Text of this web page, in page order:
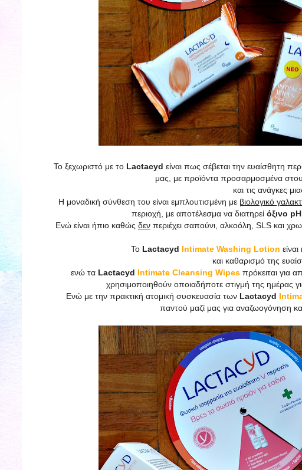
Το ξεχωριστό με το Lactacyd είναι πως σέβεται την ευαίσθητη
μας, με προϊόντα προσαρμοσμένα
και τις ανάγκες
Η μοναδική σύνθεση του είναι εμπλουτισμένη με βιολογικό
περιοχή, με αποτέλεσμα να διατηρεί όξινο pH
Ενώ είναι ήπιο καθώς δεν περιέχει σαπούνι, αλκοόλη, SLS και
Το Lactacyd Intimate Washing Lotion
και καθαρισμό της
ενώ τα Lactacyd Intimate Cleansing Wipesπρόκειται για
χρησιμοποιηθούν οποιαδήποτε στιγμή της ημέρας
Ενώ με την πρακτική ατομική συσκευασία των Lactacyd
παντού μαζί μας για αναζωογόνηση